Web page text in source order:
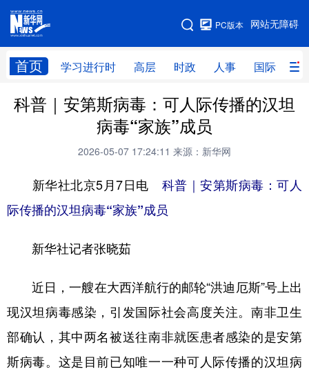
网站无障碍
PC版本
首页 学习进行时 高层 时政 人事 国际 财
网站地图
学习进行时 高层 时政 人事
财经 网评
科技 科创 量子 体育
文化 书画
访谈 视频
食品 人居 信息化 数字经济
学术中国 乡村振兴 银龄 溯源中国
城市 旅游 能源 会展
科普｜安第斯病毒：可人际传播的汉坦
病毒“家族”成员
2026-05-07 17:24:11 来源：新华网
新华社北京5月7日电 科普｜安第斯病毒：可人
际传播的汉坦病毒“家族”成员
新华社记者张晓茹
近日，一艘在大西洋航行的邮轮“洪迪厄斯”号上出
现汉坦病毒感染，引发国际社会高度关注。南非卫生
部确认，其中两名被送往南非就医患者感染的是安第
斯病毒。这是目前已知唯一一种可人际传播的汉坦病